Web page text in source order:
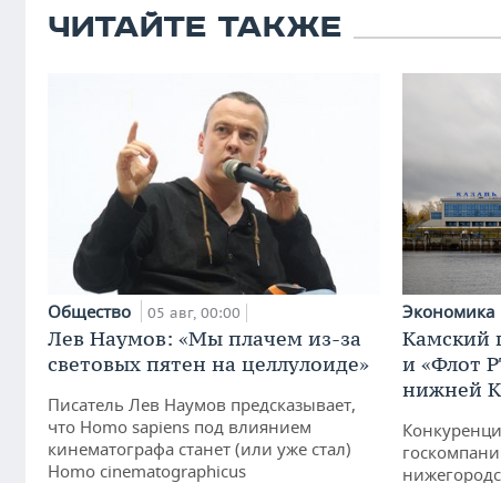
ЧИТАЙТЕ ТАКЖЕ
Общество 05 авг, 00:00
Лев Наумов: «Мы плачем из-за
световых пятен на целлулоиде»
Писатель Лев Наумов предсказывает,
что Homo sapiens под влиянием
кинематографа станет (или уже стал)
Homo cinematographicus
Экономика
Камский
и «Флот
нижней